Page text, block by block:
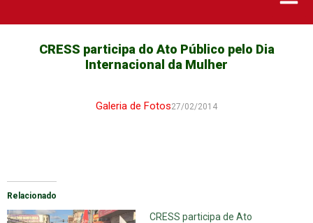
CRESS participa do Ato Público pelo Dia
Internacional da Mulher
Galeria de Fotos27/02/2014
Relacionado
CRESS participa de Ato